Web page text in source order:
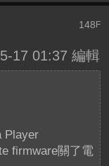
148 F
17 01:37 編輯
Player
firmware關了電